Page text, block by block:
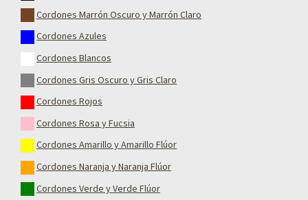
Cordones Marrón Oscuro y Marrón Claro
Cordones Azules
Cordones Blancos
Cordones Gris Oscuro y Gris Claro
Cordones Rojos
Cordones Rosa y Fucsia
Cordones Amarillo y Amarillo Flúor
Cordones Naranja y Naranja Flúor
Cordones Verde y Verde Flúor